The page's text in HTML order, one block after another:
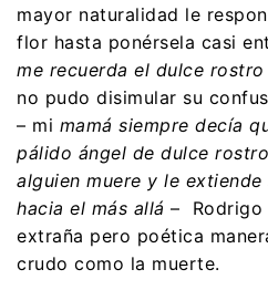
mayor naturalidad le
flor hasta ponérsela casi
me recuerda el dulce
no pudo disimular su
– mi mamá siempre decía
pálido ángel de dulce
alguien muere y le
hacia el más allá – Rodrigo
extraña pero poética
crudo como la muerte.